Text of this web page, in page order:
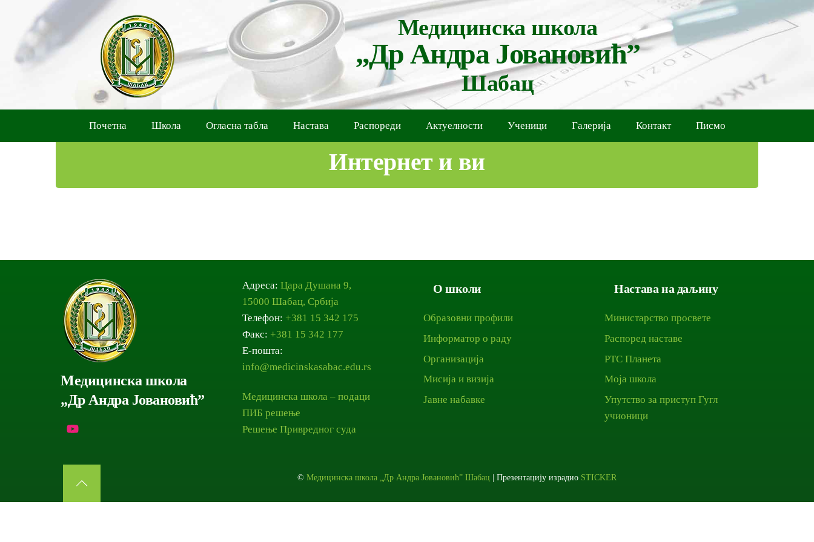
content
Медицинска школа
„Др Андра Јовановић”
Шабац
Почетна Школа Огласна табла Настава Распореди Актуелности Ученици Галерија Контакт Писмо
Интернет и ви
Медицинска школа
„Др Андра Јовановић”
Адреса: Цара Душана 9,
15000 Шабац, Србија
Телефон: +381 15 342 175
Факс: +381 15 342 177
Е-пошта:
info@medicinskasabac.edu.rs
Медицинска школа – подаци
ПИБ решење
Решење Привредног суда
О школи
Образовни профили
Информатор о раду
Организација
Мисија и визија
Јавне набавке
Настава на даљину
Министарство просвете
Распоред наставе
РТС Планета
Моја школа
Упутство за приступ Гугл
учионици
©Медицинска школа „Др Андра Јовановић” Шабац | Презентацију израдио STICKER